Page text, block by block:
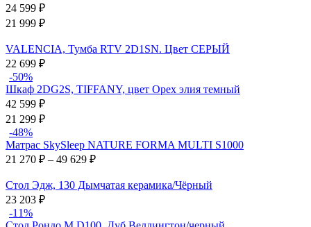
24 599 ₽
21 999 ₽
VALENCIA, Тумба RTV 2D1SN. Цвет СЕРЫЙ
22 699 ₽
-50%
Шкаф 2DG2S, TIFFANY, цвет Орех элия темный
42 599 ₽
21 299 ₽
-48%
Матрас SkySleep NATURE FORMA MULTI S1000
21 270 ₽ – 49 629 ₽
Стол Эдж, 130 Дымчатая керамика/Чёрный
23 203 ₽
-11%